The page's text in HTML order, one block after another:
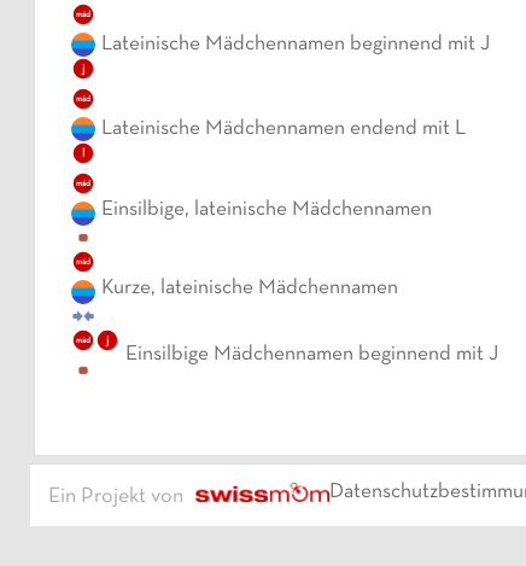
mäd
j
Lateinische Mädchennamen beginnend mit J
mäd
Lateinische Mädchennamen endend mit L
mäd
Einsilbige, lateinische Mädchennamen
mäd
Kurze, lateinische Mädchennamen
mäd j
Einsilbige Mädchennamen beginnend mit J
Ein Projekt von